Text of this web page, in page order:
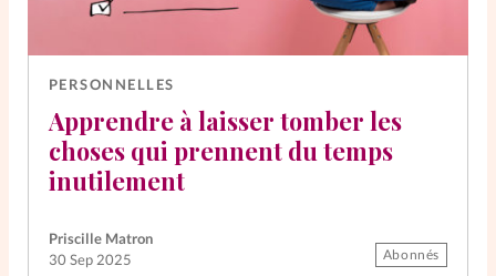
PERSONNELLES
Apprendre à laisser tomber les
choses qui prennent du temps
inutilement
Priscille Matron
30 Sep 2025
Abonnés